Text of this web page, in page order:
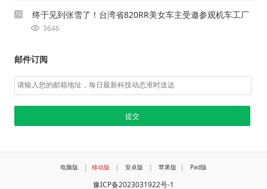
10 终于见到张雪了！台湾省820RR美女车主受邀参观机车工厂
3646
邮件订阅
电脑版 | 移动版 | 安卓版 | 苹果版 | Pad版
豫ICP备2023031922号-1